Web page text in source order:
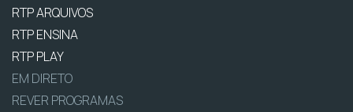
RTP ARQUIVOS
RTP ENSINA
RTP PLAY
EM DIRETO
REVER PROGRAMAS